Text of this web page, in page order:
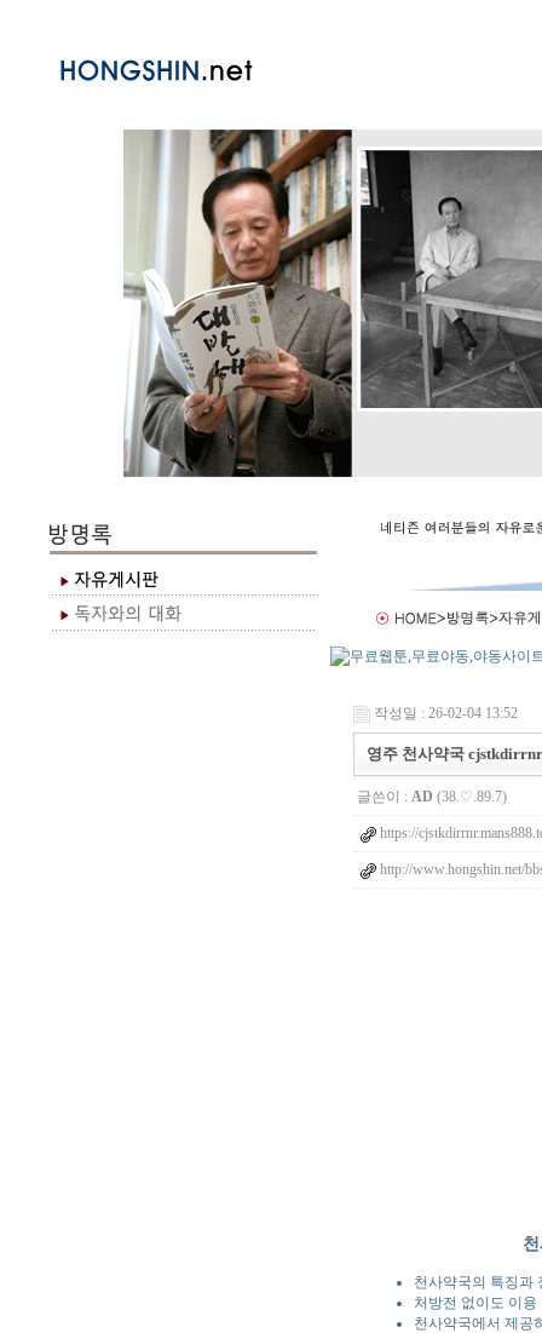
작성일 : 26-02-04 13:52
영주 천사약국 cjstkdirrnr
글쓴이 : AD (38.♡.89.7)
https://
http://www.hongshin.net/
천사약국의 특징과
처방전 없이도 이
천사약국에서 제공